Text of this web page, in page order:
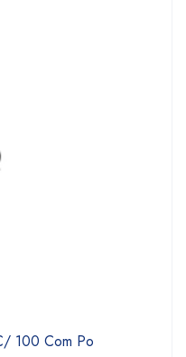
100 Com Po